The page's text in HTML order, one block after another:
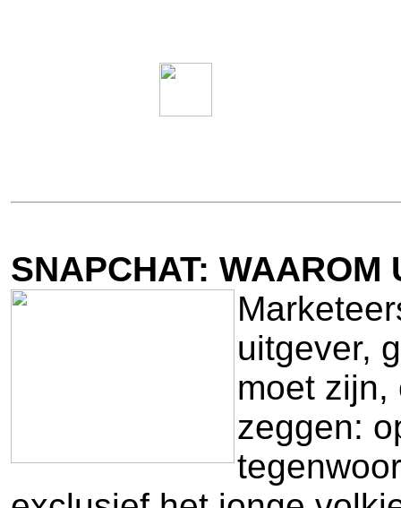
SNAPCHAT:
uitgever,
moet zijn,
zeggen: